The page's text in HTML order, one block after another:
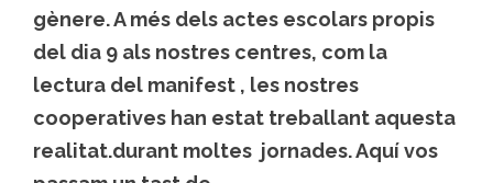
gènere. A més dels actes escolars propis
del dia 9 als nostres centres, com la
lectura del manifest , les nostres
cooperatives han estat treballant aquesta
realitat.durant moltes jornades. Aquí vos